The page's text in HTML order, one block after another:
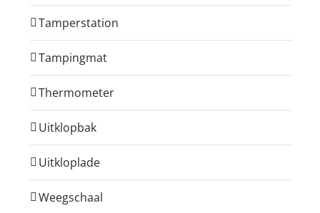
Tamperstation
Tampingmat
Thermometer
Uitklopbak
Uitkloplade
Weegschaal